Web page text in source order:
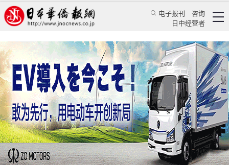
电子报刊
咨询
日中经营者
离婚却不单亲，日本干了件好事
颜丹丹 日本新闻 社会观察
日本华侨报 2022/6/21 16:00:31